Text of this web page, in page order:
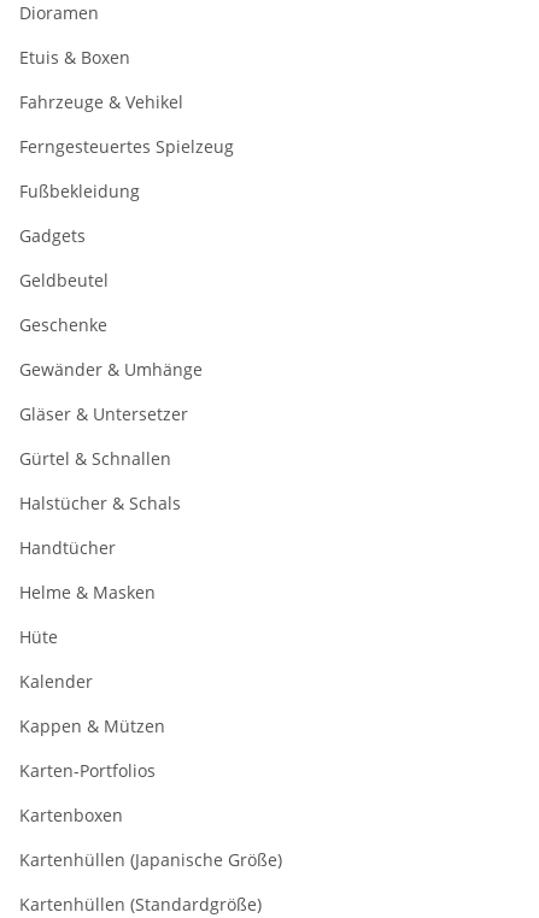
Dioramen
Etuis & Boxen
Fahrzeuge & Vehikel
Ferngesteuertes Spielzeug
Fußbekleidung
Gadgets
Geldbeutel
Geschenke
Gewänder & Umhänge
Gläser & Untersetzer
Gürtel & Schnallen
Halstücher & Schals
Handtücher
Helme & Masken
Hüte
Kalender
Kappen & Mützen
Karten-Portfolios
Kartenboxen
Kartenhüllen (Japanische Größe)
Kartenhüllen (Standardgröße)